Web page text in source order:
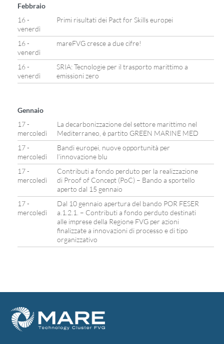
Febbraio
16 -
venerdì
Primi risultati dei Pact for Skills europei
16 -
venerdì
mareFVG cresce a due cifre!
16 -
venerdì
SRIA: Tecnologie per il trasporto marittimo a
emissioni zero
Gennaio
17 -
mercoledì
La decarbonizzazione del settore marittimo nel
Mediterraneo, è partito GREEN MARINE MED
17 -
mercoledì
Bandi europei, nuove opportunità per
l’innovazione blu
17 -
mercoledì
Contributi a fondo perduto per la realizzazione
di Proof of Concept (PoC) – Bando a sportello
aperto dal 15 gennaio
17 -
mercoledì
Dal 10 gennaio apertura del bando POR FESER
a.1.2.1. – Contributi a fondo perduto destinati
alle imprese della Regione FVG per azioni
finalizzate a innovazioni di processo e di tipo
organizzativo